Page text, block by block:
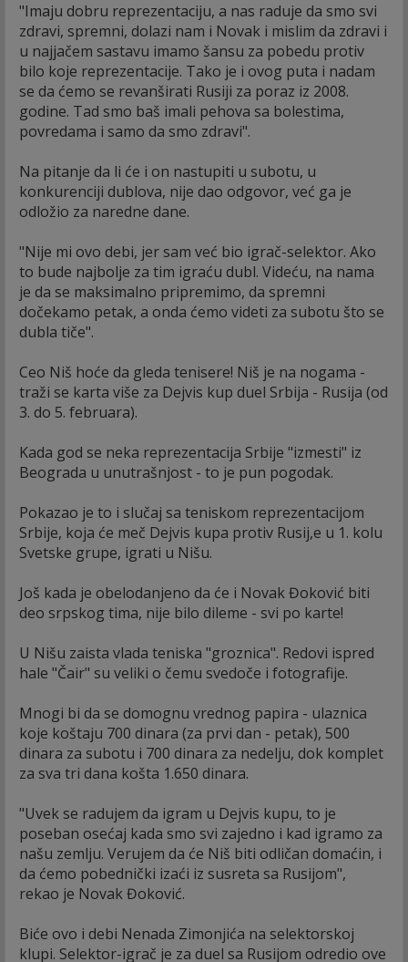
"Imaju dobru reprezentaciju, a nas raduje da smo svi
zdravi, spremni, dolazi nam i Novak i mislim da zdravi i
u najjačem sastavu imamo šansu za pobedu protiv
bilo koje reprezentacije. Tako je i ovog puta i nadam
se da ćemo se revanširati Rusiji za poraz iz 2008.
godine. Tad smo baš imali pehova sa bolestima,
povredama i samo da smo zdravi".
Na pitanje da li će i on nastupiti u subotu, u
konkurenciji dublova, nije dao odgovor, već ga je
odložio za naredne dane.
"Nije mi ovo debi, jer sam već bio igrač-selektor. Ako
to bude najbolje za tim igraću dubl. Videću, na nama
je da se maksimalno pripremimo, da spremni
dočekamo petak, a onda ćemo videti za subotu što se
dubla tiče".
Ceo Niš hoće da gleda tenisere! Niš je na nogama -
traži se karta više za Dejvis kup duel Srbija - Rusija (od
3. do 5. februara).
Kada god se neka reprezentacija Srbije "izmesti" iz
Beograda u unutrašnjost - to je pun pogodak.
Pokazao je to i slučaj sa teniskom reprezentacijom
Srbije, koja će meč Dejvis kupa protiv Rusij,e u 1. kolu
Svetske grupe, igrati u Nišu.
Još kada je obelodanjeno da će i Novak Đoković biti
deo srpskog tima, nije bilo dileme - svi po karte!
U Nišu zaista vlada teniska "groznica". Redovi ispred
hale "Čair" su veliki o čemu svedoče i fotografije.
Mnogi bi da se domognu vrednog papira - ulaznica
koje koštaju 700 dinara (za prvi dan - petak), 500
dinara za subotu i 700 dinara za nedelju, dok komplet
za sva tri dana košta 1.650 dinara.
"Uvek se radujem da igram u Dejvis kupu, to je
poseban osećaj kada smo svi zajedno i kad igramo za
našu zemlju. Verujem da će Niš biti odličan domaćin, i
da ćemo pobednički izaći iz susreta sa Rusijom",
rekao je Novak Đoković.
Biće ovo i debi Nenada Zimonjića na selektorskoj
klupi. Selektor-igrač je za duel sa Rusijom odredio ove